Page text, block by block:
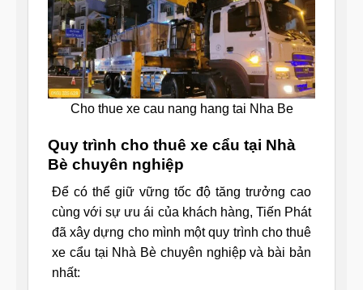
Cho thue xe cau nang hang tai Nha Be
Quy trình cho thuê xe cẩu tại Nhà
Bè chuyên nghiệp
Để có thể giữ vững tốc độ tăng trưởng cao
cùng với sự ưu ái của khách hàng, Tiến Phát
đã xây dựng cho mình một quy trình cho thuê
xe cẩu tại Nhà Bè chuyên nghiệp và bài bản
nhất: